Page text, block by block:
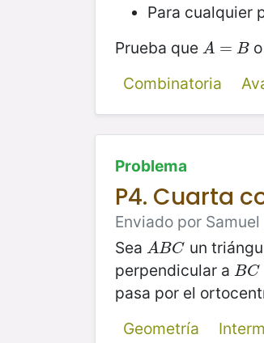
Para cualquier
Prueba que A = B
A=B o
Combinatoria
Problema
P4. Cuarta
Enviado por
Sea A BC
ABC un
perpendicular a BC
BC
pasa por el
Geometría